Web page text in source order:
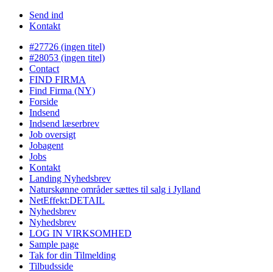
Send ind
Kontakt
#27726 (ingen titel)
#28053 (ingen titel)
Contact
FIND FIRMA
Find Firma (NY)
Forside
Indsend
Indsend læserbrev
Job oversigt
Jobagent
Jobs
Kontakt
Landing Nyhedsbrev
Naturskønne områder sættes til salg i Jylland
NetEffekt:DETAIL
Nyhedsbrev
Nyhedsbrev
LOG IN VIRKSOMHED
Sample page
Tak for din Tilmelding
Tilbudsside